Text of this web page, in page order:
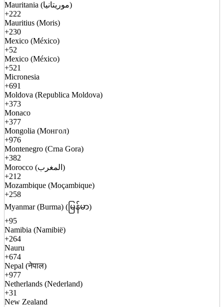
Mauritania (موريتانيا)
+222
Mauritius (Moris)
+230
Mexico (México)
+52
Mexico (México)
+521
Micronesia
+691
Moldova (Republica Moldova)
+373
Monaco
+377
Mongolia (Монгол)
+976
Montenegro (Crna Gora)
+382
Morocco (المغرب)
+212
Mozambique (Moçambique)
+258
Myanmar (Burma) (မြန်မာ)
+95
Namibia (Namibië)
+264
Nauru
+674
Nepal (नेपाल)
+977
Netherlands (Nederland)
+31
New Zealand